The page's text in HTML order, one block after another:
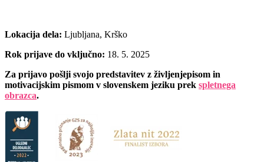
Lokacija dela: Ljubljana, Krško
Rok prijave do vključno: 18. 5. 2025
Za prijavo pošlji svojo predstavitev z življenjepisom in
motivacijskim pismom v slovenskem jeziku prek spletnega
obrazca.